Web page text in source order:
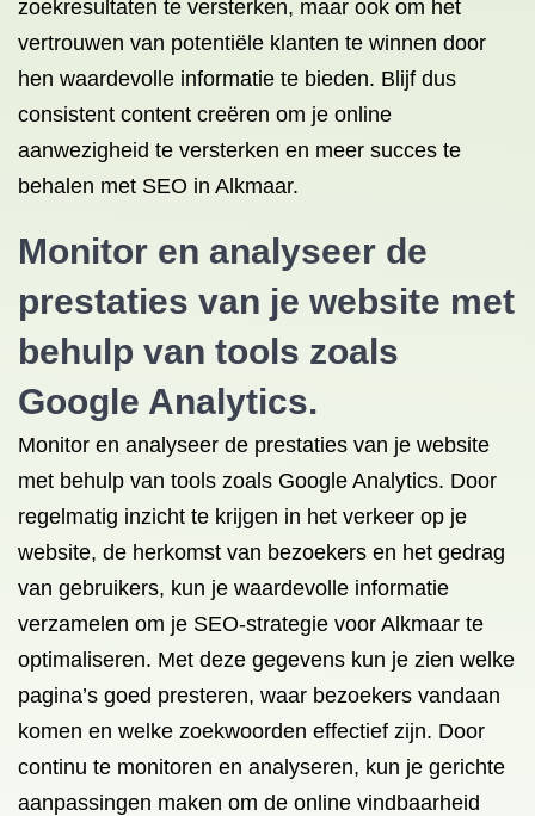
zoekresultaten te versterken, maar ook om het
vertrouwen van potentiële klanten te winnen door
hen waardevolle informatie te bieden. Blijf dus
consistent content creëren om je online
aanwezigheid te versterken en meer succes te
behalen met SEO in Alkmaar.
Monitor en analyseer de
prestaties van je website met
behulp van tools zoals
Google Analytics.
Monitor en analyseer de prestaties van je website
met behulp van tools zoals Google Analytics. Door
regelmatig inzicht te krijgen in het verkeer op je
website, de herkomst van bezoekers en het gedrag
van gebruikers, kun je waardevolle informatie
verzamelen om je SEO-strategie voor Alkmaar te
optimaliseren. Met deze gegevens kun je zien welke
pagina’s goed presteren, waar bezoekers vandaan
komen en welke zoekwoorden effectief zijn. Door
continu te monitoren en analyseren, kun je gerichte
aanpassingen maken om de online vindbaarheid